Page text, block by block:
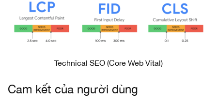
Technical SEO (Core Web Vital)
Cam kết của người dùng